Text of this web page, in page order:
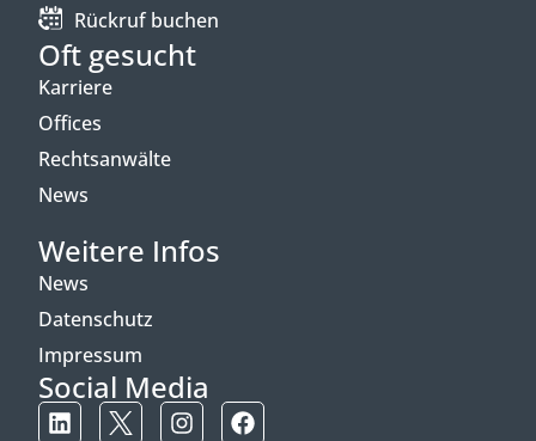
Rückruf buchen
Oft gesucht
Karriere
Offices
Rechtsanwälte
News
Weitere Infos
News
Datenschutz
Impressum
Social Media